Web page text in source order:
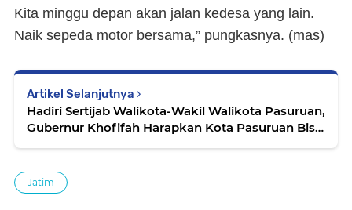
Kita minggu depan akan jalan kedesa yang lain.
Naik sepeda motor bersama,” pungkasnya. (mas)
Artikel Selanjutnya
Hadiri Sertijab Walikota-Wakil Walikota Pasuruan,
Gubernur Khofifah Harapkan Kota Pasuruan Bisa
Jatim